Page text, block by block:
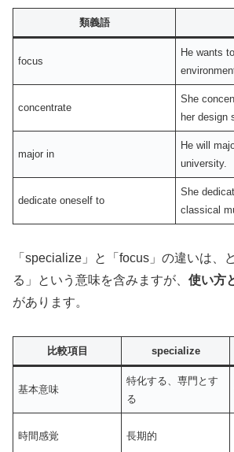
類義語
focus
He wants
concentrate
She
her design
major in
He will
university.
dedicate oneself to
She
classical
「specialize」と「focus」の違いは、
る」という意味を含みますが、 使い方
があります。
比較項目 specialize
基本意味
特化する、専門とす
る
時間感覚 長期的